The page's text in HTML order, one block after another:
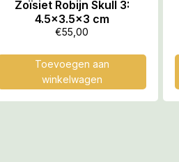
Zoïsiet Robijn Skull 3:
4.5×3.5×3 cm
€55,00
Toevoegen aan
winkelwagen